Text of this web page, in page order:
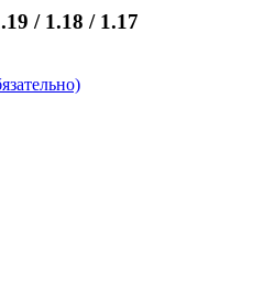
/ 1.18 / 1.17